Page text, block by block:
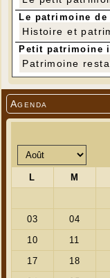
Agenda
Le patrimoine de
Histoire et
Petit patrimoine
Patrimoine